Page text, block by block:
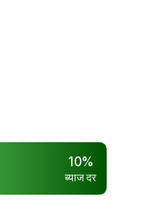
10%
ब्याज दर